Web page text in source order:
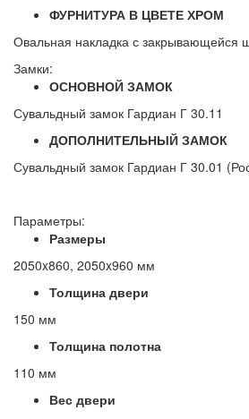
ФУРНИТУРА В ЦВЕТЕ ХРОМ
Овальная накладка с закрывающейся
Замки:
ОСНОВНОЙ ЗАМОК
Сувальдный замок Гардиан Г 30.11
ДОПОЛНИТЕЛЬНЫЙ ЗАМОК
Сувальдный замок Гардиан Г 30.01
Параметры:
Размеры
2050x860, 2050x960 мм
Толщина двери
150 мм
Толщина полотна
110 мм
Вес двери